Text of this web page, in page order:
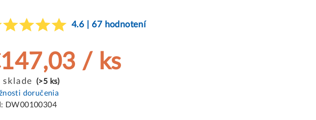
4.6 | 67 hodnotení
/ ks
sklade (>5 ks)
doručenia
DW00100304